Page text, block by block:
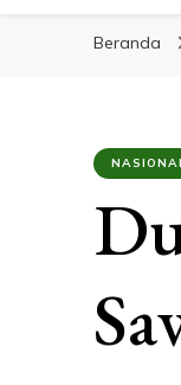
Beranda